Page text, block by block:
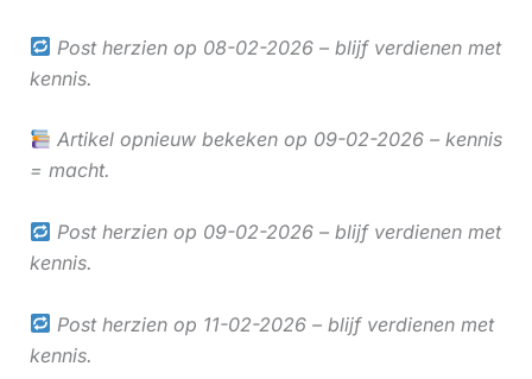
Post herzien op 08-02-2026 – blijf verdienen met
kennis.
Artikel opnieuw bekeken op 09-02-2026 – kennis
= macht.
Post herzien op 09-02-2026 – blijf verdienen met
kennis.
Post herzien op 11-02-2026 – blijf verdienen met
kennis.